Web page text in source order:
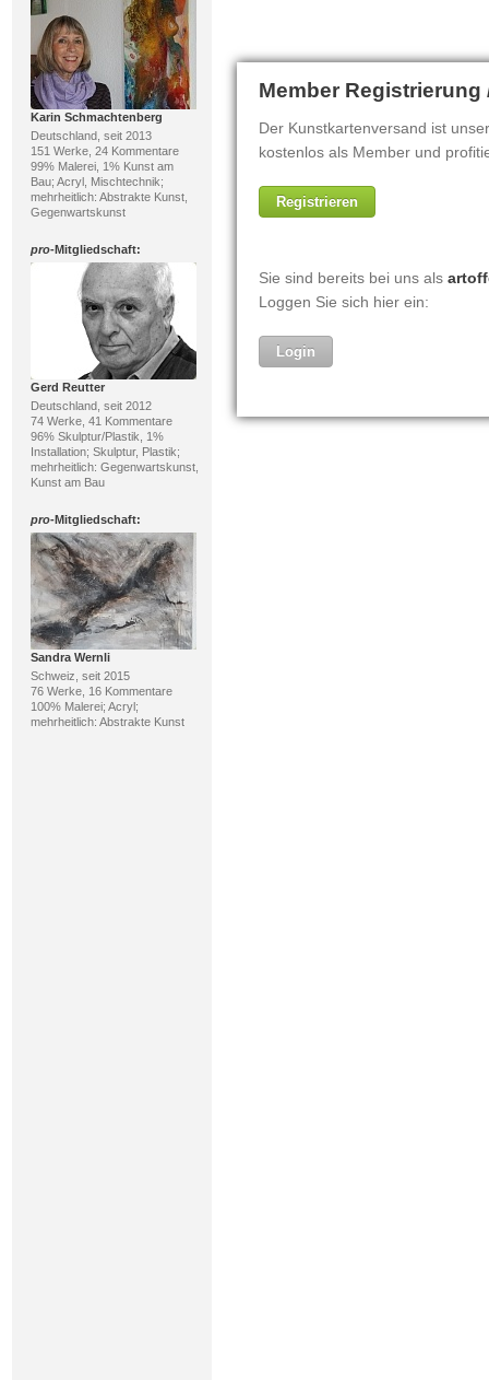
Karin Schmachtenberg
Deutschland, seit 2013
151 Werke, 24 Kommentare
99% Malerei, 1% Kunst am
Bau; Acryl, Mischtechnik;
mehrheitlich: Abstrakte Kunst,
Gegenwartskunst
pro-Mitgliedschaft:
Gerd Reutter
Deutschland, seit 2012
74 Werke, 41 Kommentare
96% Skulptur/Plastik, 1%
Installation; Skulptur, Plastik;
mehrheitlich: Gegenwartskunst,
Kunst am Bau
pro-Mitgliedschaft:
Sandra Wernli
Schweiz, seit 2015
76 Werke, 16 Kommentare
100% Malerei; Acryl;
mehrheitlich: Abstrakte Kunst